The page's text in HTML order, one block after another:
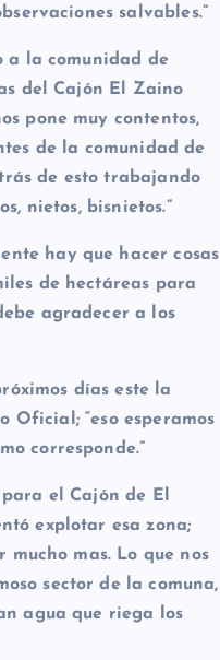
salvables.”
a la comunidad de
del Cajón El Zaino
pone muy contentos,
de la comunidad de
de esto trabajando
nietos, bisnietos.”
hay que hacer cosas
de hectáreas para
agradecer a los
días este la
“eso esperamos
corresponde.”
el Cajón de El
explotar esa zona;
mas. Lo que nos
sector de la comuna,
agua que riega los